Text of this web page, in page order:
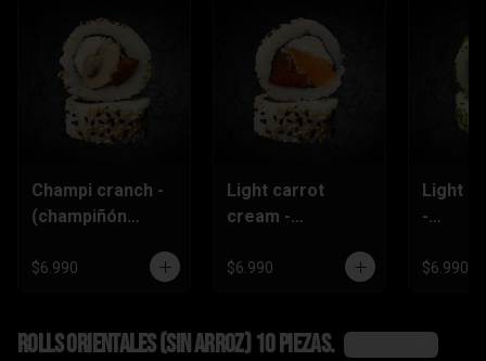
Champi cranch -
(champiñón
crema,pimentón)
$6.990
Light carrot
cream -
tempura,
$6.990
Light
-
,queso
$6.990
Rolls Orientales (SIN ARROZ) 10 piezas.